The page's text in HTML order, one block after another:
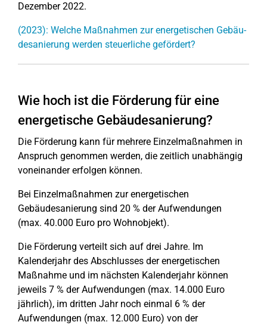
Dezember 2022.
(2023): Welche Maßnahmen zur ener­ge­ti­schen Ge­bäu­
des­a­nie­run­g werden steu­er­li­che gefördert?
Wie hoch ist die Förderung für eine
energetische Gebäudesanierung?
Die Förderung kann für mehrere Einzelmaßnahmen in
Anspruch genommen werden, die zeitlich unabhängig
voneinander erfolgen können.
Bei Einzelmaßnahmen zur energetischen
Gebäudesanierung sind 20 % der Aufwendungen
(max. 40.000 Euro pro Wohnobjekt).
Die Förderung verteilt sich auf drei Jahre. Im
Kalenderjahr des Abschlusses der energetischen
Maßnahme und im nächsten Kalenderjahr können
jeweils 7 % der Aufwendungen (max. 14.000 Euro
jährlich), im dritten Jahr noch einmal 6 % der
Aufwendungen (max. 12.000 Euro) von der